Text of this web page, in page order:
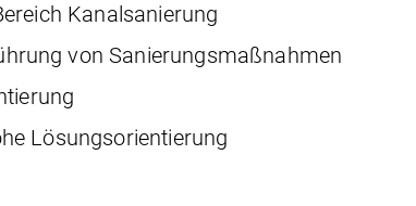
Kanalsanierung
von Sanierungsmaßnahmen
Lösungsorientierung